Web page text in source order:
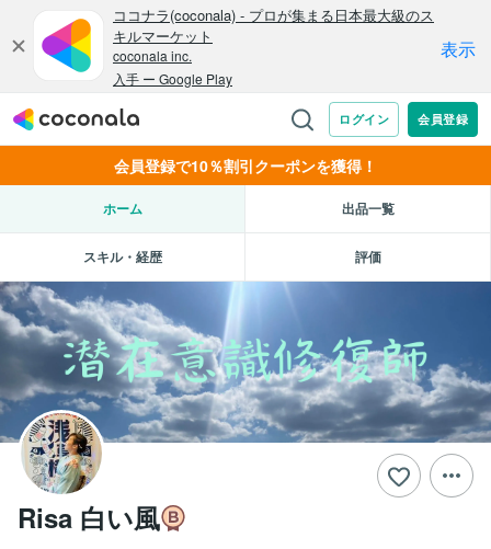
会員登録で10％割引クーポンを獲得！
ホーム 出品一覧
スキル・経歴 評価
Risa 白い風